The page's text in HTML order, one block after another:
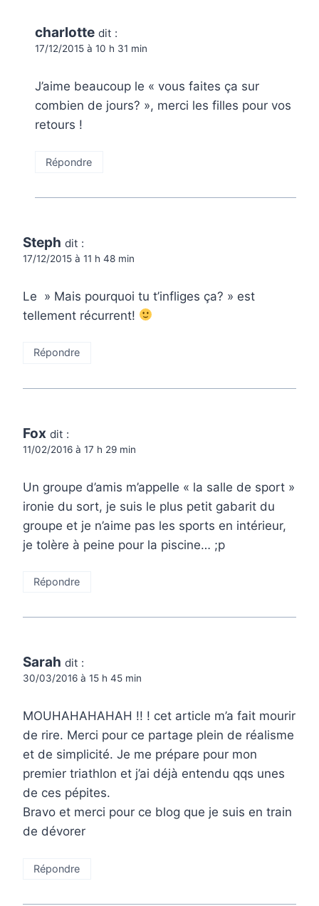
charlotte dit :
17/12/2015 à 10 h 31 min
J’aime beaucoup le « vous faites ça sur
combien de jours? », merci les filles pour vos
retours !
Répondre
Steph dit :
17/12/2015 à 11 h 48 min
Le » Mais pourquoi tu t’infliges ça? » est
tellement récurrent!
Répondre
Fox dit :
11/02/2016 à 17 h 29 min
Un groupe d’amis m’appelle « la salle de sport »
ironie du sort, je suis le plus petit gabarit du
groupe et je n’aime pas les sports en intérieur,
je tolère à peine pour la piscine… ;p
Répondre
Sarah dit :
30/03/2016 à 15 h 45 min
MOUHAHAHAHAH !! ! cet article m’a fait mourir
de rire. Merci pour ce partage plein de réalisme
et de simplicité. Je me prépare pour mon
premier triathlon et j’ai déjà entendu qqs unes
de ces pépites.
Bravo et merci pour ce blog que je suis en train
de dévorer
Répondre